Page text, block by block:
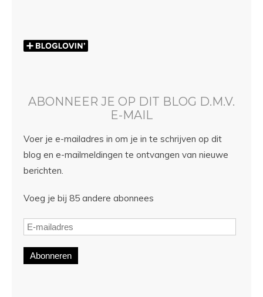
ABONNEER JE OP DIT BLOG D.M.V.
E-MAIL
Voer je e-mailadres in om je in te schrijven op dit
blog en e-mailmeldingen te ontvangen van nieuwe
berichten.
Voeg je bij 85 andere abonnees
Abonneren